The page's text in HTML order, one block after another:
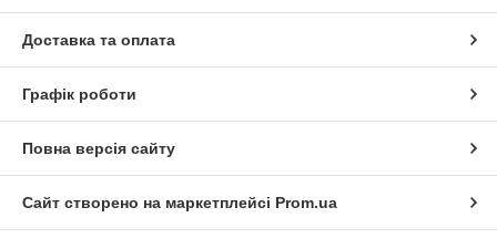
Доставка та оплата
Графік роботи
Повна версія сайту
Сайт створено на маркетплейсі Prom.ua